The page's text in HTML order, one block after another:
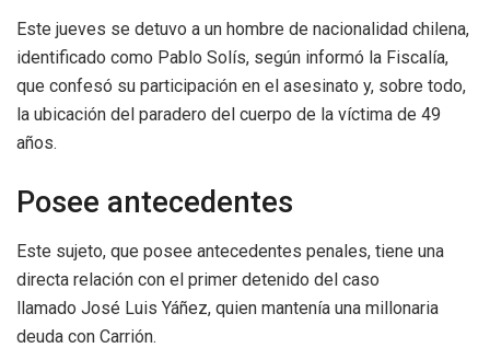
Este jueves se detuvo a un hombre de nacionalidad chilena,
identificado como Pablo Solís, según informó la Fiscalía,
que confesó su participación en el asesinato y, sobre todo,
la ubicación del paradero del cuerpo de la víctima de 49
años.
Posee antecedentes
Este sujeto, que posee antecedentes penales, tiene una
directa relación con el primer detenido del caso
llamado José Luis Yáñez, quien mantenía una millonaria
deuda con Carrión.